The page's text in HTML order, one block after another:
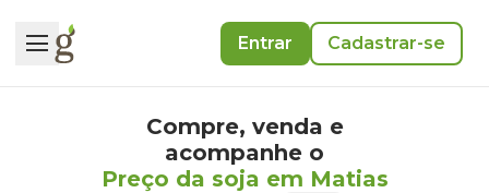
Entrar Cadastrar-se
Compre, venda e
acompanhe o
Preço da soja em Matias